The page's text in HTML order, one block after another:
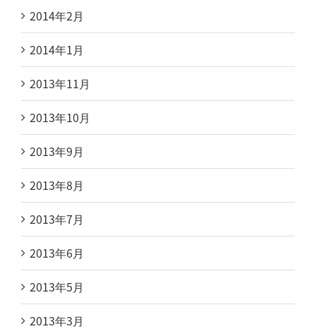
2014年2月
2014年1月
2013年11月
2013年10月
2013年9月
2013年8月
2013年7月
2013年6月
2013年5月
2013年3月